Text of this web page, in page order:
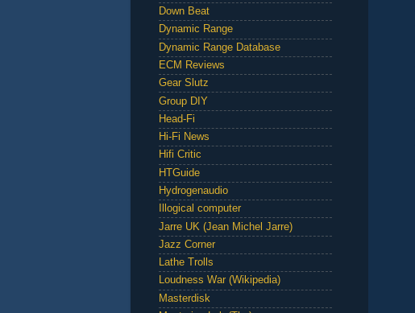
Down Beat
Dynamic Range
Dynamic Range Database
ECM Reviews
Gear Slutz
Group DIY
Head-Fi
Hi-Fi News
Hifi Critic
HTGuide
Hydrogenaudio
Illogical computer
Jarre UK (Jean Michel Jarre)
Jazz Corner
Lathe Trolls
Loudness War (Wikipedia)
Masterdisk